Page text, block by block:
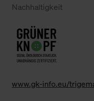
Nachhaltigkeit
www.gk-info.eu/